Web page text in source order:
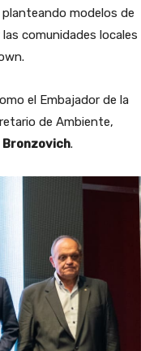
modelos de
comunidades locales
el Embajador de la
de Ambiente,
Bronzovich.